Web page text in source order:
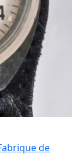
de